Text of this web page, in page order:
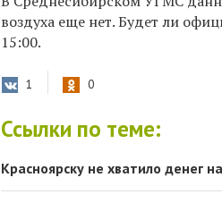
воздуха еще нет. Будет ли
15:00.
1 0
Ссылки по теме:
Красноярску не хватило денег